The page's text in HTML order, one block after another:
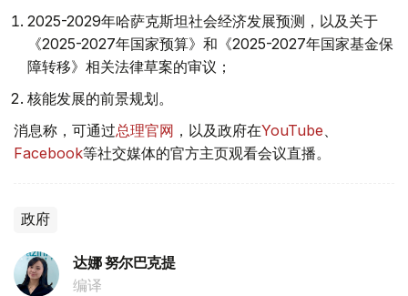
2025-2029年哈萨克斯坦社会经济发展预测，以及关于
《2025-2027年国家预算》和《2025-2027年国家基金保
障转移》相关法律草案的审议；
核能发展的前景规划。
消息称，可通过总理官网 ，以及政府在YouTube、
Facebook等社交媒体的官方主页观看会议直播。
政府
达娜 努尔巴克提
编译